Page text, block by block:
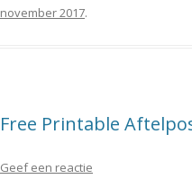
november 2017.
Free Printable
Geef een reactie